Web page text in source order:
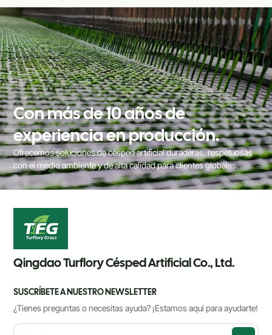
Con más de 10 años de
experiencia en producción.
Ofrecemos soluciones de césped artificial duraderas, respetuosas
con el medio ambiente y de alta calidad para clientes globales.
Qingdao Turflory Césped Artificial Co., Ltd.
SUSCRÍBETE A NUESTRO NEWSLETTER
¿Tienes preguntas o necesitas ayuda? ¡Estamos aquí para ayudarte!